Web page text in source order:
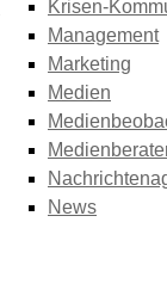
Krisen-
Management
Marketing
Medien
News